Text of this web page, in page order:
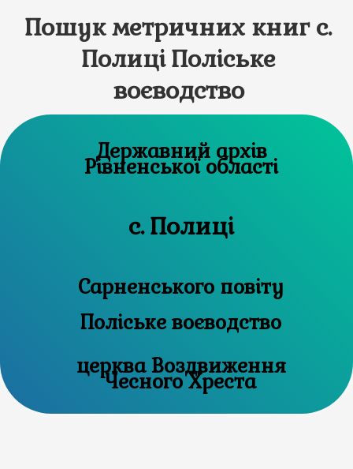
Пошук метричних книг с.
Полиці Поліське
воєводство
Державний архів
Рівненської області
с. Полиці
Сарненського повіту
Поліське воєводство
церква Воздвиження
Чесного Хреста